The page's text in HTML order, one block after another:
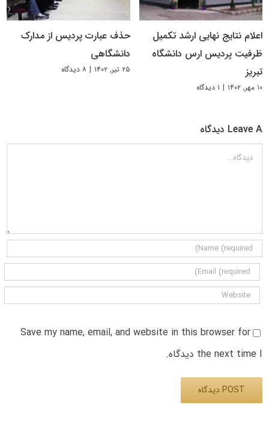
اعلام نتایج نهایی ارشد تکمیل
ظرفیت پردیس ارس دانشگاه
تبریز
۱۰ مهر, ۱۴۰۲ | ۱ دیدگاه
حذف عبارت پردیس از مدارک
دانشگاهی
۲۵ تیر, ۱۴۰۲ | ۸ دیدگاه
Leave A دیدگاه
دیدگاه
Save my name, email, and website in this browser for
the next time I دیدگاه.